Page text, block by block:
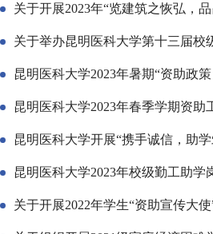
关于开展2023年“览建筑之恢弘，
关于举办昆明医科大学第十三届校
昆明医科大学2023年暑期“资助政
昆明医科大学2023年春季学期资助
昆明医科大学开展“携手诚信，助
昆明医科大学2023年校级勤工助学
关于开展2022年学生“资助宣传大